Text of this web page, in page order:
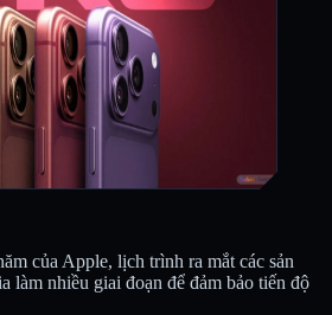
của Apple, lịch trình ra mắt các sản
làm nhiều giai đoạn để đảm bảo tiến độ